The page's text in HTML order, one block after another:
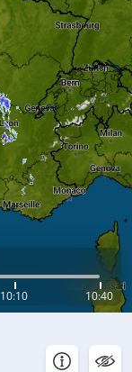
10:10 10:40